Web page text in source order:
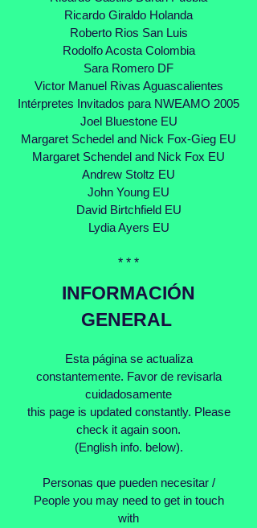
Ricardo Giraldo Holanda
Roberto Rios San Luis
Rodolfo Acosta Colombia
Sara Romero DF
Victor Manuel Rivas Aguascalientes
Intérpretes Invitados para NWEAMO 2005
Joel Bluestone EU
Margaret Schedel and Nick Fox-Gieg EU
Margaret Schendel and Nick Fox EU
Andrew Stoltz EU
John Young EU
David Birtchfield EU
Lydia Ayers EU
* * *
INFORMACIÓN
GENERAL
Esta página se actualiza
constantemente. Favor de revisarla
cuidadosamente
this page is updated constantly. Please
check it again soon.
(English info. below).
Personas que pueden necesitar /
People you may need to get in touch
with